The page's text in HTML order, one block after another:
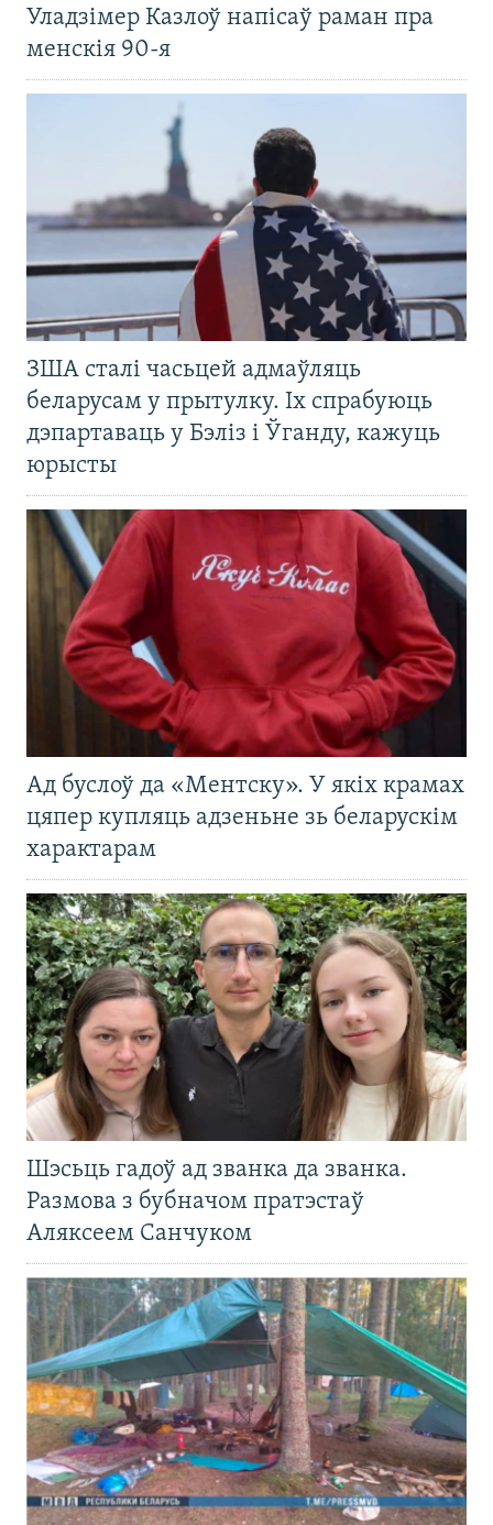
Уладзімер Казлоў напісаў раман пра
менскія 90-я
ЗША сталі часьцей адмаўляць
беларусам у прытулку. Іх спрабуюць
дэпартаваць у Бэліз і Ўганду, кажуць
юрысты
Ад буслоў да «Ментску». У якіх крамах
цяпер купляць адзеньне зь беларускім
характарам
Шэсьць гадоў ад званка да званка.
Размова з бубначом пратэстаў
Аляксеем Санчуком